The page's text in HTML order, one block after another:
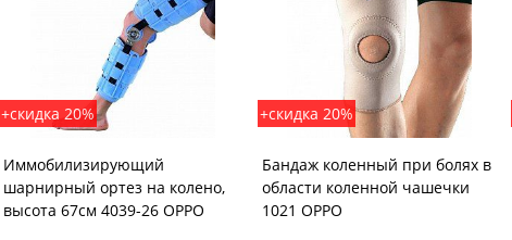
+скидка 20%
Иммобилизирующий
шарнирный ортез на колено,
высота 67см 4039-26 OPPO
+скидка 20%
Бандаж коленный при болях в
области коленной чашечки
1021 OPPO